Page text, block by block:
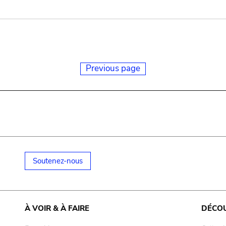
Previous page
Soutenez-nous
À VOIR & À FAIRE